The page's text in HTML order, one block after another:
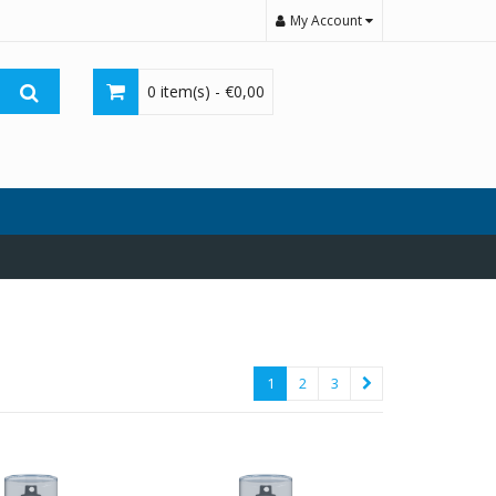
My Account
0 item(s) - €0,00
1 2 3